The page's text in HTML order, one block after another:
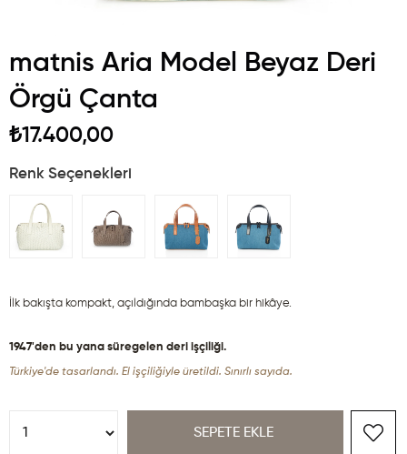
matnis Aria Model Beyaz Deri
Örgü Çanta
₺17.400,00
Renk Seçenekleri
İlk bakışta kompakt, açıldığında bambaşka bir hikâye.
1947'den bu yana süregelen deri işçiliği.
Türkiye'de tasarlandı. El işçiliğiyle üretildi. Sınırlı sayıda.